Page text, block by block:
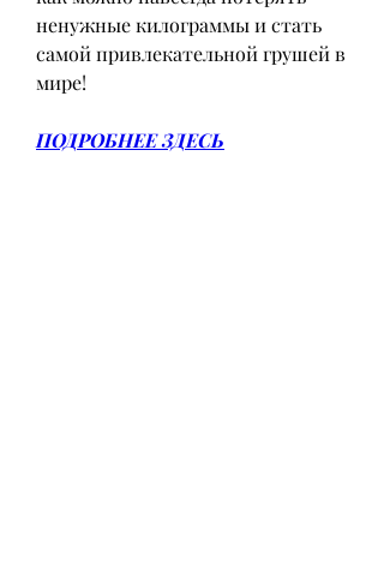
ненужные килограммы и стать
самой привлекательной грушей в
мире!
ПОДРОБНЕЕ ЗДЕСЬ